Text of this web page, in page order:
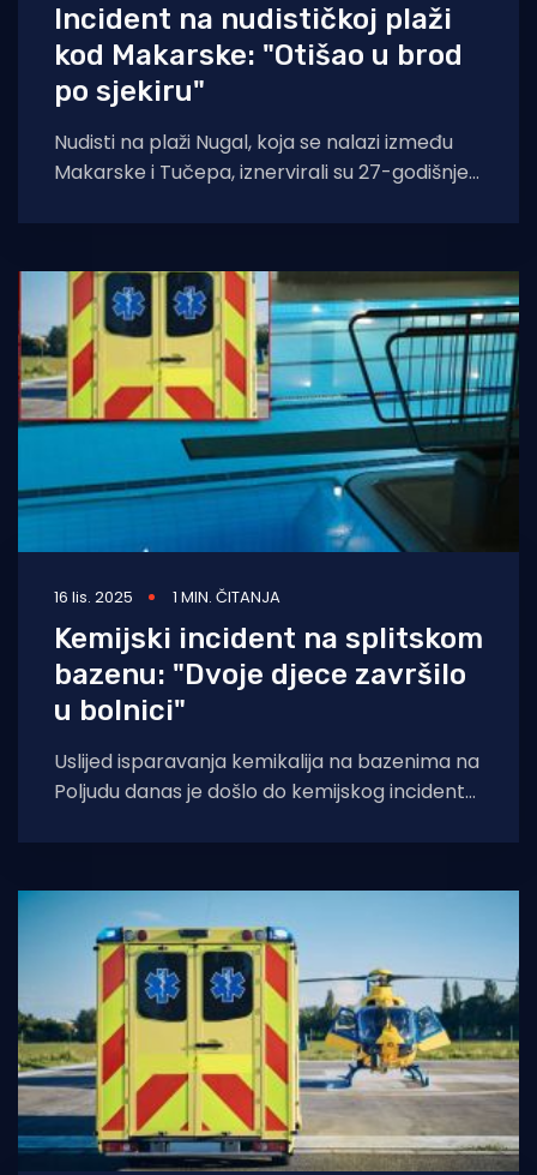
Incident na nudističkoj plaži
kod Makarske: "Otišao u brod
po sjekiru"
Nudisti na plaži Nugal, koja se nalazi između
Makarske i Tučepa, iznervirali su 27-godišnjeg
16 lis. 2025 1 MIN. ČITANJA
Kemijski incident na splitskom
bazenu: "Dvoje djece završilo
u bolnici"
Uslijed isparavanja kemikalija na bazenima na
Poljudu danas je došlo do kemijskog incidenta
zbog